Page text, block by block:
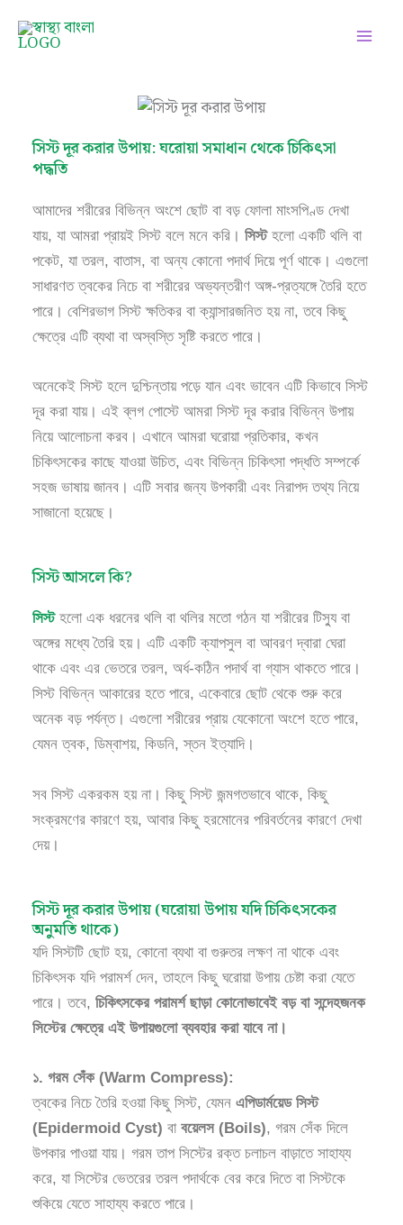
সিস্ট দূর করার উপায়: ঘরোয়া সমাধান থেকে চিকিৎসা
পদ্ধতি
আমাদের শরীরের বিভিন্ন অংশে ছোট বা বড় ফোলা মাংসপিণ্ড দেখা
যায়, যা আমরা প্রায়ই সিস্ট বলে মনে করি।সিস্টহলো একটি থলি বা
পকেট, যা তরল, বাতাস, বা অন্য কোনো পদার্থ দিয়ে পূর্ণ থাকে। এগুলো
সাধারণত ত্বকের নিচে বা শরীরের অভ্যন্তরীণ অঙ্গ-প্রত্যঙ্গে তৈরি হতে
পারে। বেশিরভাগ সিস্ট ক্ষতিকর বা ক্যান্সারজনিত হয় না, তবে কিছু
ক্ষেত্রে এটি ব্যথা বা অস্বস্তি সৃষ্টি করতে পারে।
অনেকেই সিস্ট হলে দুশ্চিন্তায় পড়ে যান এবং ভাবেন এটি কিভাবে সিস্ট
দূর করা যায়। এই ব্লগ পোস্টে আমরা সিস্ট দূর করার বিভিন্ন উপায়
নিয়ে আলোচনা করব। এখানে আমরা ঘরোয়া প্রতিকার, কখন
চিকিৎসকের কাছে যাওয়া উচিত, এবং বিভিন্ন চিকিৎসা পদ্ধতি সম্পর্কে
সহজ ভাষায় জানব। এটি সবার জন্য উপকারী এবং নিরাপদ তথ্য নিয়ে
সাজানো হয়েছে।
সিস্ট আসলে কি?
সিস্ট হলো এক ধরনের থলি বা থলির মতো গঠন যা শরীরের টিস্যু বা
অঙ্গের মধ্যে তৈরি হয়। এটি একটি ক্যাপসুল বা আবরণ দ্বারা ঘেরা
থাকে এবং এর ভেতরে তরল, অর্ধ-কঠিন পদার্থ বা গ্যাস থাকতে পারে।
সিস্ট বিভিন্ন আকারের হতে পারে, একেবারে ছোট থেকে শুরু করে
অনেক বড় পর্যন্ত। এগুলো শরীরের প্রায় যেকোনো অংশে হতে পারে,
যেমন ত্বক, ডিম্বাশয়, কিডনি, স্তন ইত্যাদি।
সব সিস্ট একরকম হয় না। কিছু সিস্ট জন্মগতভাবে থাকে, কিছু
সংক্রমণের কারণে হয়, আবার কিছু হরমোনের পরিবর্তনের কারণে দেখা
দেয়।
সিস্ট দূর করার উপায় (ঘরোয়া উপায় যদি চিকিৎসকের
অনুমতি থাকে)
যদি সিস্টটি ছোট হয়, কোনো ব্যথা বা গুরুতর লক্ষণ না থাকে এবং
চিকিৎসক যদি পরামর্শ দেন, তাহলে কিছু ঘরোয়া উপায় চেষ্টা করা যেতে
পারে। তবে,চিকিৎসকের পরামর্শ ছাড়া কোনোভাবেই বড় বা সন্দেহজনক
সিস্টের ক্ষেত্রে এই উপায়গুলো ব্যবহার করা যাবে না।
১. গরম সেঁক (Warm Compress):
ত্বকের নিচে তৈরি হওয়া কিছু সিস্ট, যেমনএপিডার্ময়েড সিস্ট
(Epidermoid Cyst) বাবয়েলস (Boils), গরম সেঁক দিলে
উপকার পাওয়া যায়। গরম তাপ সিস্টের রক্ত চলাচল বাড়াতে সাহায্য
করে, যা সিস্টের ভেতরের তরল পদার্থকে বের করে দিতে বা সিস্টকে
শুকিয়ে যেতে সাহায্য করতে পারে।